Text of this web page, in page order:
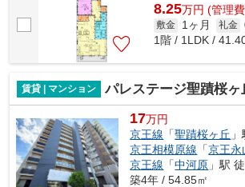
8.25万円 (管理
敷金 1ヶ月 礼金
1階 / 1LDK /
賃貸 | マンション パレステージ聖蹟桜
17万円
京王線 「聖蹟桜ヶ丘
京王相模原線 「京王永
京王線 「中河原 」駅
築4年 / 54.85㎡